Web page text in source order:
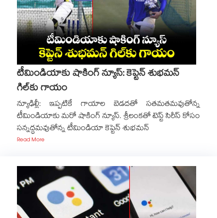
టీమిండియాకు షాకింగ్ న్యూస్: కెప్టెన్ శుభమన్
గిల్‎కు గాయం
న్యూఢిల్లీ: ఇప్పటికే గాయాల బెడదతో సతమతమవుతోన్న
టీమిండియాకు మరో షాకింగ్ న్యూస్. శ్రీలంకతో టెస్ట్ సిరీస్ కోసం
సన్నద్ధమవుతోన్న టీమిండియా కెప్టెన్ శుభమన్
Read More